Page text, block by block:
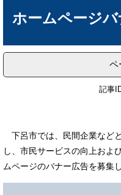
ホームページ
ペ
記事
下呂市では、民間企業など
し、市民サービスの向上およ
ムページのバナー広告を募集し